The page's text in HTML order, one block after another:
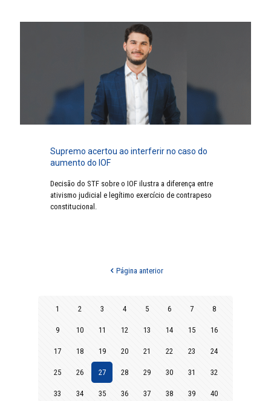
Supremo acertou ao interferir no caso do
aumento do IOF
Decisão do STF sobre o IOF ilustra a diferença entre
ativismo judicial e legítimo exercício de contrapeso
constitucional.
Página anterior
1 2 3 4 5 6 7 8
9 10 11 12 13 14 15 16
17 18 19 20 21 22 23 24
25 26 27 28 29 30 31 32
33 34 35 36 37 38 39 40